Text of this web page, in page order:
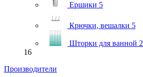
Ершики 5
Крючки, вешалки 5
Шторки для ванной 2
16
Производители